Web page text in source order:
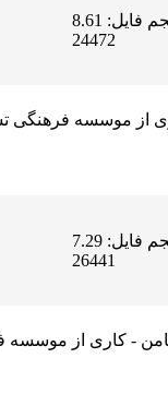
حجم فایل: 8.61 MB | دریافت ها:
24472
از موسسه فرهنگی
حجم فایل: 7.29 MB | دریافت ها:
26441
- کاری از موسسه